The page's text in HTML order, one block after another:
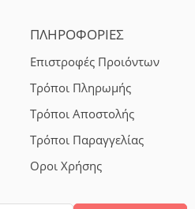
ΠΛΗΡΟΦΟΡΙΕΣ
Επιστροφές Προιόντων
Τρόποι Πληρωμής
Τρόποι Αποστολής
Τρόποι Παραγγελίας
Οροι Χρήσης